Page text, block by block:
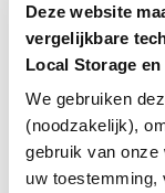
Deze website
vergelijkbare
Local Storage
We gebruiken
(noodzakelijk),
gebruik van onze
uw toestemming,
Voor dit
of privacy-
tijdelijk